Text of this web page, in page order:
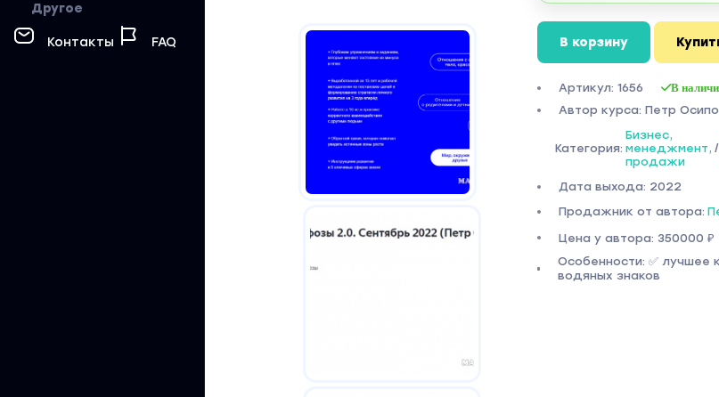
Другое
Контакты FAQ В корзину
Артикул: 1656 В
Автор курса: Петр
Категория:
Бизнес,
менеджмент,
продажи
/
Дата выхода: 2022
Продажник от автора:
Цена у автора: 350000 ₽
Особенности: ✅ лучшее
водяных знаков